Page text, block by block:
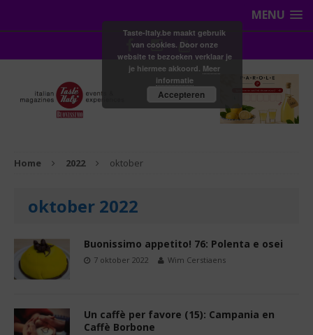
MENU
Home 2022 oktober
oktober 2022
Buonissimo appetito! 76: Polenta e osei
7 oktober 2022 Wim Cerstiaens
Un caffè per favore (15): Campania en
Caffè Borbone
Taste-Italy.be maakt gebruik
van cookies. Door onze
website te bezoeken verklaar je
je hiermee akkoord. Meer
informatie
Accepteren